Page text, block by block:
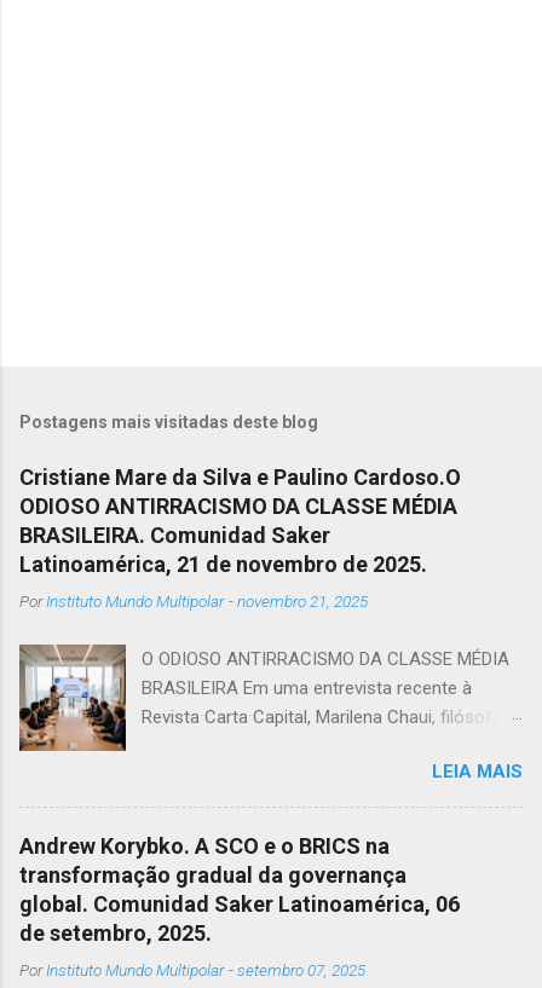
Postagens mais visitadas deste blog
Cristiane Mare da Silva e Paulino Cardoso.O
ODIOSO ANTIRRACISMO DA CLASSE MÉDIA
BRASILEIRA. Comunidad Saker
Latinoamérica, 21 de novembro de 2025.
PorInstituto Mundo Multipolar -novembro 21, 2025
O ODIOSO ANTIRRACISMO DA CLASSE MÉDIA
BRASILEIRA Em uma entrevista recente à
Revista Carta Capital, Marilena Chaui, filósofa e
afirmou que em uma sociedade capitalista,
dividida entre dominadores e dominados, a
classe média cumpre uma função: mesmo
sem identidade, serve de correia de
transmissão dos valores das classes
dominantes. Ela, ao mesmo tempo em que
possui o sonho de ser burguesia, convive com
um pesadelo constante, cair na pobreza.
LEIA MAIS
Andrew Korybko. A SCO e o BRICS na
transformação gradual da governança
global. Comunidad Saker Latinoamérica, 06
de setembro, 2025.
PorInstituto Mundo Multipolar -setembro 07, 2025